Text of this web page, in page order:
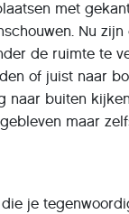
met
Nu
de ruimte te
of juist naar
naar buiten
maar
je